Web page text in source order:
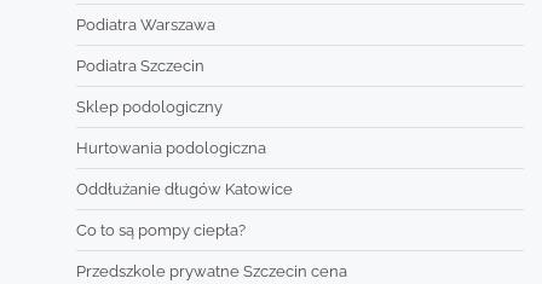
Podiatra Warszawa
Podiatra Szczecin
Sklep podologiczny
Hurtowania podologiczna
Oddłużanie długów Katowice
Co to są pompy ciepła?
Przedszkole prywatne Szczecin cena